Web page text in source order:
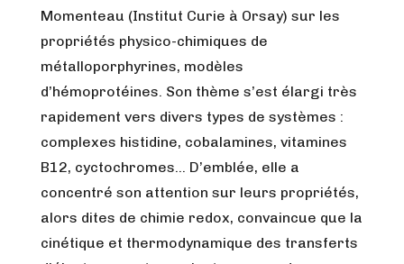
Momenteau (Institut Curie à Orsay) sur les
propriétés physico-chimiques de
métalloporphyrines, modèles
d’hémoprotéines. Son thème s’est élargi très
rapidement vers divers types de systèmes :
complexes histidine, cobalamines, vitamines
B12, cyctochromes… D’emblée, elle a
concentré son attention sur leurs propriétés,
alors dites de chimie redox, convaincue que la
cinétique et thermodynamique des transferts